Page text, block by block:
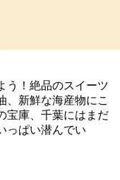
う！絶品のスイーツ
、新鮮な海産物にこ
宝庫、千葉にはまだ
っぱい潜んでい